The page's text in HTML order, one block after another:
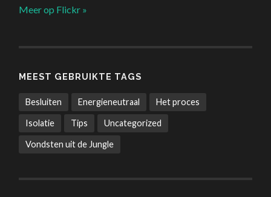
Meer op Flickr »
MEEST GEBRUIKTE TAGS
Besluiten Energieneutraal Het proces
Isolatie Tips Uncategorized
Vondsten uit de Jungle